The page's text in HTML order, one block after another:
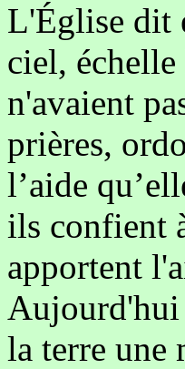
L'Église dit
ciel, échelle
n'avaient
prières,
l’aide
ils confient
apportent
Aujourd'hui
la terre une